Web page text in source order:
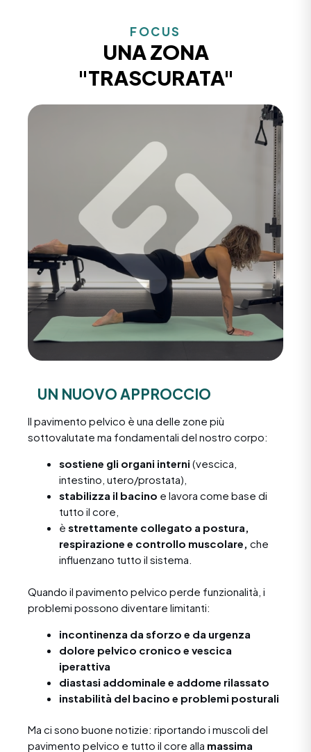
FOCUS
UNA ZONA
"TRASCURATA"
UN NUOVO APPROCCIO
Il pavimento pelvico è una delle zone più
sottovalutate ma fondamentali del nostro corpo:
sostiene gli organi interni (vescica,
intestino, utero/prostata),
stabilizza il bacino e lavora come base di
tutto il core,
è strettamente collegato a postura,
respirazione e controllo muscolare, che
influenzano tutto il sistema.
Quando il pavimento pelvico perde funzionalità, i
problemi possono diventare limitanti:
incontinenza da sforzo e da urgenza
dolore pelvico cronico e vescica
iperattiva
diastasi addominale e addome rilassato
instabilità del bacino e problemi posturali
Ma ci sono buone notizie: riportando i muscoli del
pavimento pelvico e tutto il core alla massima